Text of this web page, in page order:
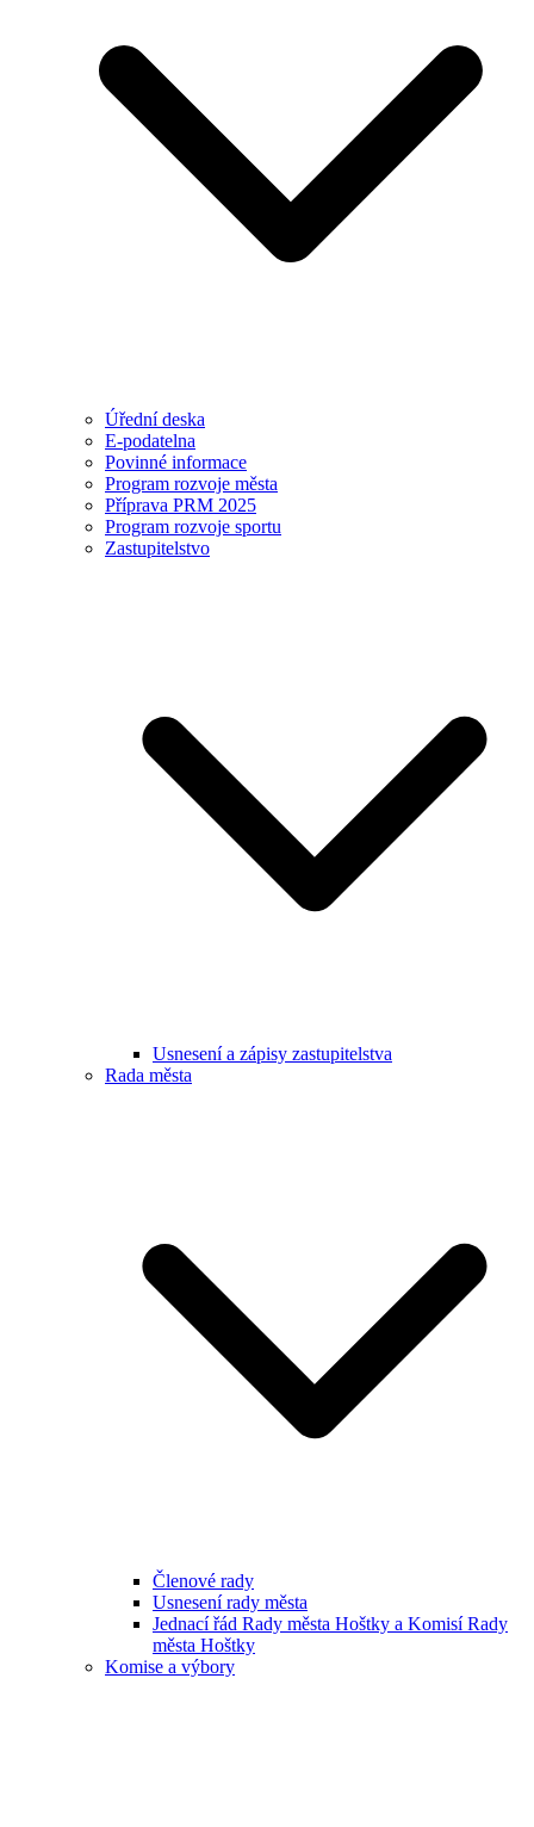
Úřední deska
E-podatelna
Povinné informace
Program rozvoje města
Příprava PRM 2025
Program rozvoje sportu
Zastupitelstvo
Usnesení a zápisy zastupitelstva
Rada města
Členové rady
Usnesení rady města
Jednací řád Rady města Hoštky a Komisí Rady
města Hoštky
Komise a výbory